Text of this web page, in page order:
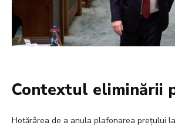
Contextul eliminării
Hotărârea de a anula plafonarea prețului